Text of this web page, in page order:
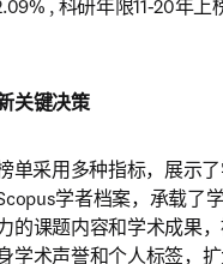
, 科研年限11-20年
关键决策
单采用多种指标，展示
学者档案，承载了
的课题内容和学术成果
学术声誉和个人标签，